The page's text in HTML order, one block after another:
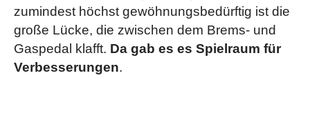
u.v.m. (siehe Broschüren & Preislisten)
zumindest höchst gewöhnungsbedürftig ist die
große Lücke, die zwischen dem Brems- und
Gaspedal klafft. Da gab es es Spielraum für
Verbesserungen.